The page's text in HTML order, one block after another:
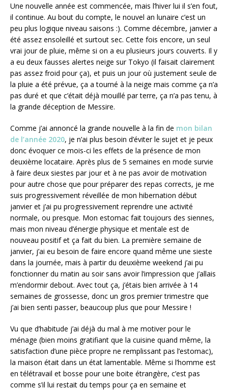
Une nouvelle année est commencée, mais l’hiver lui il s’en fout,
il continue. Au bout du compte, le nouvel an lunaire c’est un
peu plus logique niveau saisons :). Comme décembre, janvier a
été assez ensoleillé et surtout sec. Cette fois encore, un seul
vrai jour de pluie, même si on a eu plusieurs jours couverts. Il y
a eu deux fausses alertes neige sur Tokyo (il faisait clairement
pas assez froid pour ça), et puis un jour où justement seule de
la pluie a été prévue, ça a tourné à la neige mais comme ça n’a
pas duré et que c’était déjà mouillé par terre, ça n’a pas tenu, à
la grande déception de Messire.
Comme j’ai annoncé la grande nouvelle à la fin de mon bilan
de l’année 2020, je n’ai plus besoin d’éviter le sujet et je peux
donc évoquer ce mois-ci les effets de la présence de mon
deuxième locataire. Après plus de 5 semaines en mode survie
à faire deux siestes par jour et à ne pas avoir de motivation
pour autre chose que pour préparer des repas corrects, je me
suis progressivement réveillée de mon hibernation début
janvier et j’ai pu progressivement reprendre une activité
normale, ou presque. Mon estomac fait toujours des siennes,
mais mon niveau d’énergie physique et mentale est de
nouveau positif et ça fait du bien. La première semaine de
janvier, j’ai eu besoin de faire encore quand même une sieste
dans la journée, mais à partir du deuxième weekend j’ai pu
fonctionner du matin au soir sans avoir l’impression que j’allais
m’endormir debout. Avec tout ça, j’étais bien arrivée à 14
semaines de grossesse, donc un gros premier trimestre que
j’ai bien senti passer, beaucoup plus que pour Messire !
Vu que d’habitude j’ai déjà du mal à me motiver pour le
ménage (bien moins gratifiant que la cuisine quand même, la
satisfaction d’une pièce propre ne remplissant pas l’estomac),
la maison était dans un état lamentable. Même si l’homme est
en télétravail et bosse pour une boite étrangère, c’est pas
comme s’il lui restait du temps pour ça en semaine et